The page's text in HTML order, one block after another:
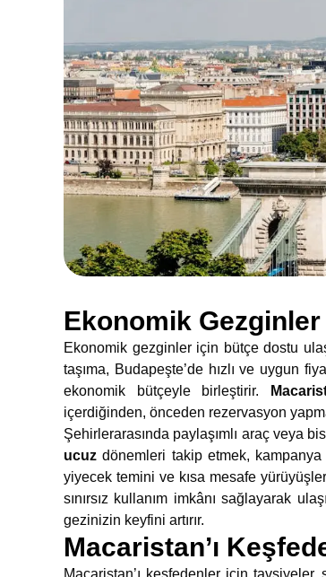
Ekonomik
Ekonomik gezginler için bütçe dostu
taşıma, Budapeşte’de hızlı ve uygun
ekonomik bütçeyle birleştirir.
içerdiğinden, önceden rezervasyon
Şehirlerarasında paylaşımlı araç veya
ucuz dönemleri takip etmek,
yiyecek temini ve kısa mesafe
sınırsız kullanım imkânı sağlayarak
gezinizin keyfini artırır.
Macaristan’ı
Macaristan’ı keşfedenler için